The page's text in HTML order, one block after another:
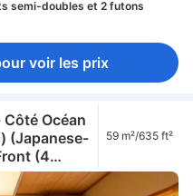
semi-doubles et 2 futons
voir les prix
Océan
(Japanese-
(4
59 m²/635 ft²